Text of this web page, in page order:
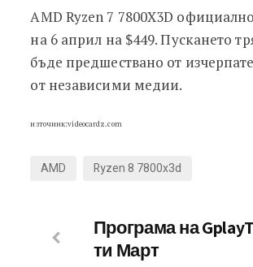
AMD Ryzen 7 7800X3D
на 6 април на $449. Пускането
бъде предшествано от
от независими медии.
източинк:videocardz.com
AMD Ryzen 8 7800x3d
Програма на
ти Март